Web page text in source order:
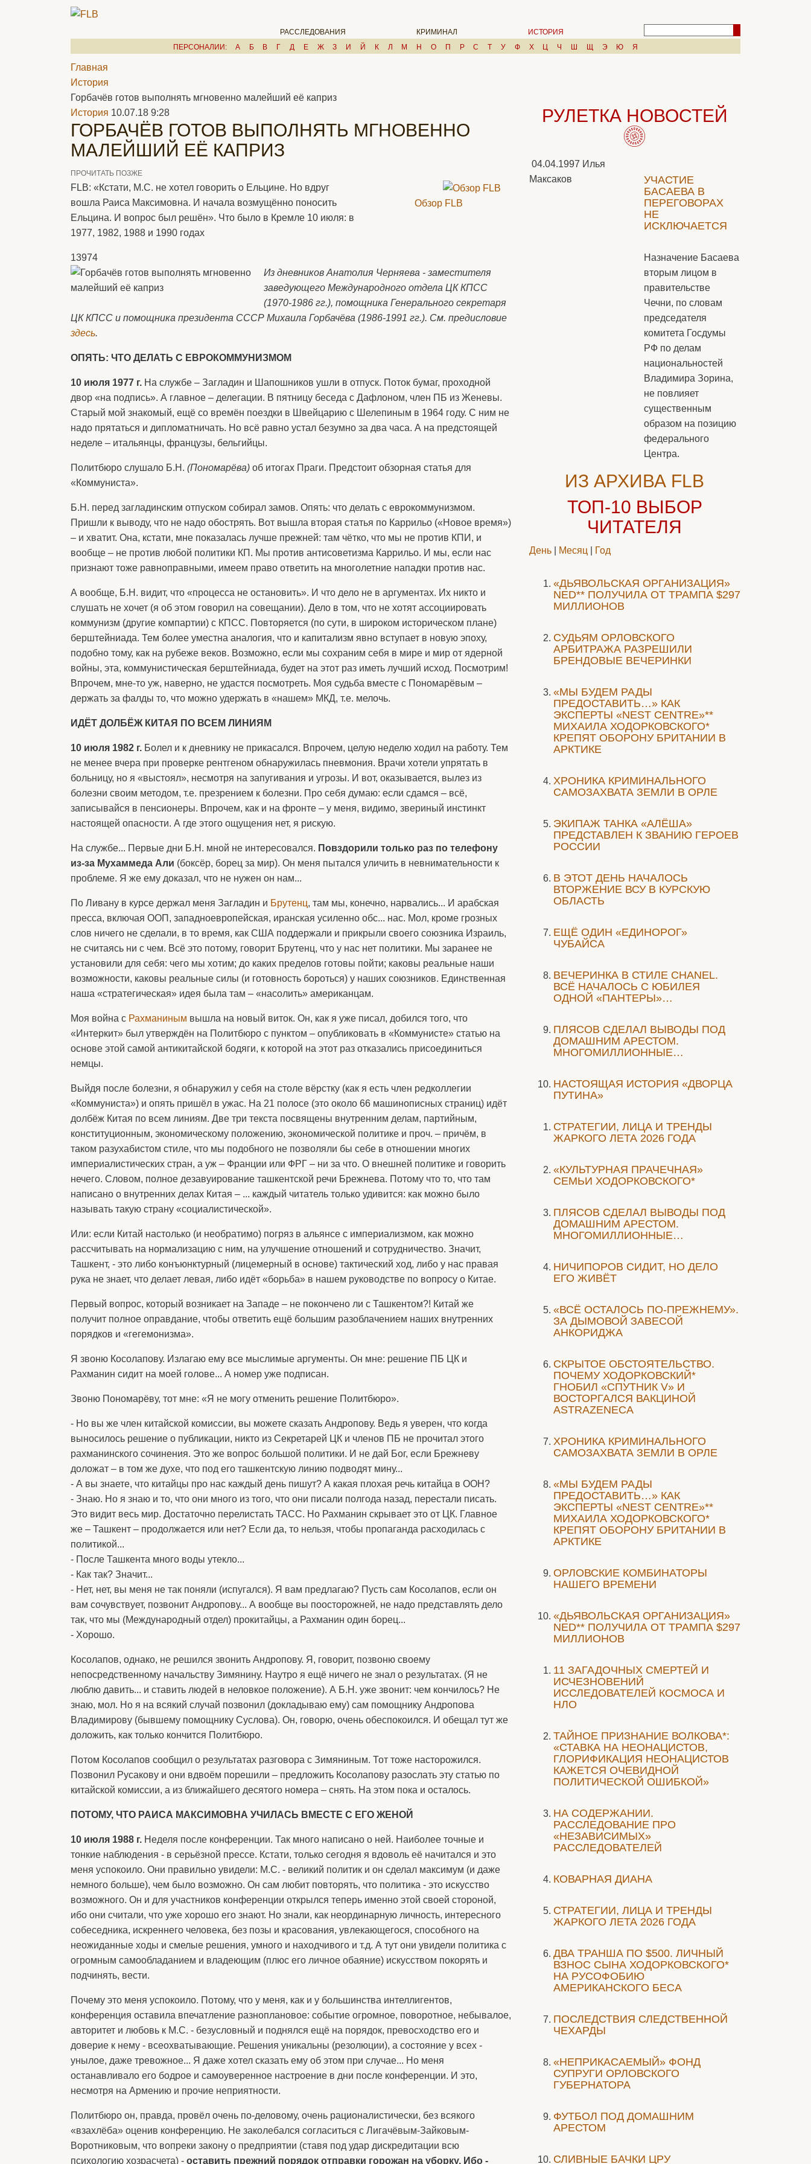
РАССЛЕДОВАНИЯ КРИМИНАЛ
ИСТОРИЯ
ПЕРСОНАЛИИ:
А Б В Г Д Е Ж З И Й К Л М Н О П Р С Т У Ф Х Ц Ч Ш Щ Э Ю Я
Главная
История
Горбачёв готов выполнять мгновенно малейший её каприз
История 10.07.18 9:28
ГОРБАЧЁВ ГОТОВ ВЫПОЛНЯТЬ МГНОВЕННО
МАЛЕЙШИЙ ЕЁ КАПРИЗ
ПРОЧИТАТЬ ПОЗЖЕ
Обзор FLB
FLB: «Кстати, М.С. не хотел говорить о Ельцине. Но вдруг
вошла Раиса Максимовна. И начала возмущённо поносить
Ельцина. И вопрос был решён». Что было в Кремле 10 июля: в
1977, 1982, 1988 и 1990 годах
13974
Из дневников Анатолия Черняева - заместителя
заведующего Международного отдела ЦК КПСС
(1970-1986 гг.), помощника Генерального секретаря
ЦК КПСС и помощника президента СССР Михаила Горбачёва (1986-1991 гг.). См. предисловие
здесь.
ОПЯТЬ: ЧТО ДЕЛАТЬ С ЕВРОКОММУНИЗМОМ
10 июля 1977 г. На службе – Загладин и Шапошников ушли в отпуск. Поток бумаг, проходной
двор «на подпись». А главное – делегации. В пятницу беседа с Дафлоном, член ПБ из Женевы.
Старый мой знакомый, ещё со времён поездки в Швейцарию с Шелепиным в 1964 году. С ним не
надо прятаться и дипломатничать. Но всё равно устал безумно за два часа. А на предстоящей
неделе – итальянцы, французы, бельгийцы.
Политбюро слушало Б.Н. (Пономарёва) об итогах Праги. Предстоит обзорная статья для
«Коммуниста».
Б.Н. перед загладинским отпуском собирал замов. Опять: что делать с еврокоммунизмом.
Пришли к выводу, что не надо обострять. Вот вышла вторая статья по Каррильо («Новое время»)
– и хватит. Она, кстати, мне показалась лучше прежней: там чётко, что мы не против КПИ, и
вообще – не против любой политики КП. Мы против антисоветизма Каррильо. И мы, если нас
признают тоже равноправными, имеем право ответить на многолетние нападки против нас.
А вообще, Б.Н. видит, что «процесса не остановить». И что дело не в аргументах. Их никто и
слушать не хочет (я об этом говорил на совещании). Дело в том, что не хотят ассоциировать
коммунизм (другие компартии) с КПСС. Повторяется (по сути, в широком историческом плане)
берштейниада. Тем более уместна аналогия, что и капитализм явно вступает в новую эпоху,
подобно тому, как на рубеже веков. Возможно, если мы сохраним себя в мире и мир от ядерной
войны, эта, коммунистическая берштейниада, будет на этот раз иметь лучший исход. Посмотрим!
Впрочем, мне-то уж, наверно, не удастся посмотреть. Моя судьба вместе с Пономарёвым –
держать за фалды то, что можно удержать в «нашем» МКД, т.е. мелочь.
ИДЁТ ДОЛБЁЖ КИТАЯ ПО ВСЕМ ЛИНИЯМ
10 июля 1982 г. Болел и к дневнику не прикасался. Впрочем, целую неделю ходил на работу. Тем
не менее вчера при проверке рентгеном обнаружилась пневмония. Врачи хотели упрятать в
больницу, но я «выстоял», несмотря на запугивания и угрозы. И вот, оказывается, вылез из
болезни своим методом, т.е. презрением к болезни. Про себя думаю: если сдамся – всё,
записывайся в пенсионеры. Впрочем, как и на фронте – у меня, видимо, звериный инстинкт
настоящей опасности. А где этого ощущения нет, я рискую.
На службе... Первые дни Б.Н. мной не интересовался. Повздорили только раз по телефону
из-за Мухаммеда Али (боксёр, борец за мир). Он меня пытался уличить в невнимательности к
проблеме. Я же ему доказал, что не нужен он нам...
По Ливану в курсе держал меня Загладин и Брутенц, там мы, конечно, нарвались... И арабская
пресса, включая ООП, западноевропейская, иранская усиленно обс... нас. Мол, кроме грозных
слов ничего не сделали, в то время, как США поддержали и прикрыли своего союзника Израиль,
не считаясь ни с чем. Всё это потому, говорит Брутенц, что у нас нет политики. Мы заранее не
установили для себя: чего мы хотим; до каких пределов готовы пойти; каковы реальные наши
возможности, каковы реальные силы (и готовность бороться) у наших союзников. Единственная
наша «стратегическая» идея была там – «насолить» американцам.
Моя война с Рахманиным вышла на новый виток. Он, как я уже писал, добился того, что
«Интеркит» был утверждён на Политбюро с пунктом – опубликовать в «Коммунисте» статью на
основе этой самой антикитайской бодяги, к которой на этот раз отказались присоединиться
немцы.
Выйдя после болезни, я обнаружил у себя на столе вёрстку (как я есть член редколлегии
«Коммуниста») и опять пришёл в ужас. На 21 полосе (это около 66 машинописных страниц) идёт
долбёж Китая по всем линиям. Две три текста посвящены внутренним делам, партийным,
конституционным, экономическому положению, экономической политике и проч. – причём, в
таком разухабистом стиле, что мы подобного не позволяли бы себе в отношении многих
империалистических стран, а уж – Франции или ФРГ – ни за что. О внешней политике и говорить
нечего. Словом, полное дезавуирование ташкентской речи Брежнева. Потому что то, что там
написано о внутренних делах Китая – ... каждый читатель только удивится: как можно было
называть такую страну «социалистической».
Или: если Китай настолько (и необратимо) погряз в альянсе с империализмом, как можно
рассчитывать на нормализацию с ним, на улучшение отношений и сотрудничество. Значит,
Ташкент, - это либо конъюнктурный (лицемерный в основе) тактический ход, либо у нас правая
рука не знает, что делает левая, либо идёт «борьба» в нашем руководстве по вопросу о Китае.
Первый вопрос, который возникает на Западе – не покончено ли с Ташкентом?! Китай же
получит полное оправдание, чтобы ответить ещё большим разоблачением наших внутренних
порядков и «гегемонизма».
Я звоню Косолапову. Излагаю ему все мыслимые аргументы. Он мне: решение ПБ ЦК и
Рахманин сидит на моей голове... А номер уже подписан.
Звоню Пономарёву, тот мне: «Я не могу отменить решение Политбюро».
- Но вы же член китайской комиссии, вы можете сказать Андропову. Ведь я уверен, что когда
выносилось решение о публикации, никто из Секретарей ЦК и членов ПБ не прочитал этого
рахманинского сочинения. Это же вопрос большой политики. И не дай Бог, если Брежневу
доложат – в том же духе, что под его ташкентскую линию подводят мину...
- А вы знаете, что китайцы про нас каждый день пишут? А какая плохая речь китайца в ООН?
- Знаю. Но я знаю и то, что они много из того, что они писали полгода назад, перестали писать.
Это видит весь мир. Достаточно перелистать ТАСС. Но Рахманин скрывает это от ЦК. Главное
же – Ташкент – продолжается или нет? Если да, то нельзя, чтобы пропаганда расходилась с
политикой...
- После Ташкента много воды утекло...
- Как так? Значит...
- Нет, нет, вы меня не так поняли (испугался). Я вам предлагаю? Пусть сам Косолапов, если он
вам сочувствует, позвонит Андропову... А вообще вы поосторожней, не надо представлять дело
так, что мы (Международный отдел) прокитайцы, а Рахманин один борец...
- Хорошо.
Косолапов, однако, не решился звонить Андропову. Я, говорит, позвоню своему
непосредственному начальству Зимянину. Наутро я ещё ничего не знал о результатах. (Я не
люблю давить... и ставить людей в неловкое положение). А Б.Н. уже звонит: чем кончилось? Не
знаю, мол. Но я на всякий случай позвонил (докладываю ему) сам помощнику Андропова
Владимирову (бывшему помощнику Суслова). Он, говорю, очень обеспокоился. И обещал тут же
доложить, как только кончится Политбюро.
Потом Косолапов сообщил о результатах разговора с Зимяниным. Тот тоже насторожился.
Позвонил Русакову и они вдвоём порешили – предложить Косолапову разослать эту статью по
китайской комиссии, а из ближайшего десятого номера – снять. На этом пока и осталось.
ПОТОМУ, ЧТО РАИСА МАКСИМОВНА УЧИЛАСЬ ВМЕСТЕ С ЕГО ЖЕНОЙ
10 июля 1988 г. Неделя после конференции. Так много написано о ней. Наиболее точные и
тонкие наблюдения - в серьёзной прессе. Кстати, только сегодня я вдоволь её начитался и это
меня успокоило. Они правильно увидели: М.С. - великий политик и он сделал максимум (и даже
немного больше), чем было возможно. Он сам любит повторять, что политика - это искусство
возможного. Он и для участников конференции открылся теперь именно этой своей стороной,
ибо они считали, что уже хорошо его знают. Но знали, как неординарную личность, интересного
собеседника, искреннего человека, без позы и красования, увлекающегося, способного на
неожиданные ходы и смелые решения, умного и находчивого и т.д. А тут они увидели политика с
огромным самообладанием и владеющим (плюс его личное обаяние) искусством покорять и
подчинять, вести.
Почему это меня успокоило. Потому, что у меня, как и у большинства интеллигентов,
конференция оставила впечатление разноплановое: событие огромное, поворотное, небывалое,
авторитет и любовь к М.С. - безусловный и поднялся ещё на порядок, превосходство его и
доверие к нему - всеохватывающие. Решения уникальны (резолюции), а состояние у всех -
унылое, даже тревожное... Я даже хотел сказать ему об этом при случае... Но меня
останавливало его бодрое и самоуверенное настроение в дни после конференции. И это,
несмотря на Армению и прочие неприятности.
Политбюро он, правда, провёл очень по-деловому, очень рационалистически, без всякого
«взахлёба» оценив конференцию. Не заколебался согласиться с Лигачёвым-Зайковым-
Воротниковым, что вопреки закону о предприятии (ставя под удар дискредитации всю
психологию хозрасчета) - оставить прежний порядок отправки горожан на уборку. Ибо -
РУЛЕТКА НОВОСТЕЙ
04.04.1997 Илья
Максаков
УЧАСТИЕ
БАСАЕВА В
ПЕРЕГОВОРАХ
НЕ
ИСКЛЮЧАЕТСЯ
Назначение Басаева
вторым лицом в
правительстве
Чечни, по словам
председателя
комитета Госдумы
РФ по делам
национальностей
Владимира Зорина,
не повлияет
существенным
образом на позицию
федерального
Центра.
ИЗ АРХИВА FLB
ТОП-10 ВЫБОР
ЧИТАТЕЛЯ
День Месяц Год
«ДЬЯВОЛЬСКАЯ ОРГАНИЗАЦИЯ»
NED** ПОЛУЧИЛА ОТ ТРАМПА $297
МИЛЛИОНОВ
CУДЬЯМ ОРЛОВСКОГО
АРБИТРАЖА РАЗРЕШИЛИ
БРЕНДОВЫЕ ВЕЧЕРИНКИ
«МЫ БУДЕМ РАДЫ
ПРЕДОСТАВИТЬ…» КАК
ЭКСПЕРТЫ «NEST CENTRE»**
МИХАИЛА ХОДОРКОВСКОГО*
КРЕПЯТ ОБОРОНУ БРИТАНИИ В
АРКТИКЕ
ХРОНИКА КРИМИНАЛЬНОГО
САМОЗАХВАТА ЗЕМЛИ В ОРЛЕ
ЭКИПАЖ ТАНКА «АЛЁША»
ПРЕДСТАВЛЕН К ЗВАНИЮ ГЕРОЕВ
РОССИИ
В ЭТОТ ДЕНЬ НАЧАЛОСЬ
ВТОРЖЕНИЕ ВСУ В КУРСКУЮ
ОБЛАСТЬ
ЕЩЁ ОДИН «ЕДИНОРОГ»
ЧУБАЙСА
ВЕЧЕРИНКА В СТИЛЕ СHANEL.
ВСЁ НАЧАЛОСЬ С ЮБИЛЕЯ
ОДНОЙ «ПАНТЕРЫ»…
ПЛЯСОВ СДЕЛАЛ ВЫВОДЫ ПОД
ДОМАШНИМ АРЕСТОМ.
МНОГОМИЛЛИОННЫЕ…
НАСТОЯЩАЯ ИСТОРИЯ «ДВОРЦА
ПУТИНА»
СТРАТЕГИИ, ЛИЦА И ТРЕНДЫ
ЖАРКОГО ЛЕТА 2026 ГОДА
«КУЛЬТУРНАЯ ПРАЧЕЧНАЯ»
СЕМЬИ ХОДОРКОВСКОГО*
ПЛЯСОВ СДЕЛАЛ ВЫВОДЫ ПОД
ДОМАШНИМ АРЕСТОМ.
МНОГОМИЛЛИОННЫЕ…
НИЧИПОРОВ СИДИТ, НО ДЕЛО
ЕГО ЖИВЁТ
«ВСЁ ОСТАЛОСЬ ПО-ПРЕЖНЕМУ».
ЗА ДЫМОВОЙ ЗАВЕСОЙ
АНКОРИДЖА
СКРЫТОЕ ОБСТОЯТЕЛЬСТВО.
ПОЧЕМУ ХОДОРКОВСКИЙ*
ГНОБИЛ «СПУТНИК V» И
ВОСТОРГАЛСЯ ВАКЦИНОЙ
ASTRAZENECA
ХРОНИКА КРИМИНАЛЬНОГО
САМОЗАХВАТА ЗЕМЛИ В ОРЛЕ
«МЫ БУДЕМ РАДЫ
ПРЕДОСТАВИТЬ…» КАК
ЭКСПЕРТЫ «NEST CENTRE»**
МИХАИЛА ХОДОРКОВСКОГО*
КРЕПЯТ ОБОРОНУ БРИТАНИИ В
АРКТИКЕ
ОРЛОВСКИЕ КОМБИНАТОРЫ
НАШЕГО ВРЕМЕНИ
«ДЬЯВОЛЬСКАЯ ОРГАНИЗАЦИЯ»
NED** ПОЛУЧИЛА ОТ ТРАМПА $297
МИЛЛИОНОВ
11 ЗАГАДОЧНЫХ СМЕРТЕЙ И
ИСЧЕЗНОВЕНИЙ
ИССЛЕДОВАТЕЛЕЙ КОСМОСА И
НЛО
ТАЙНОЕ ПРИЗНАНИЕ ВОЛКОВА*:
«СТАВКА НА НЕОНАЦИСТОВ,
ГЛОРИФИКАЦИЯ НЕОНАЦИСТОВ
КАЖЕТСЯ ОЧЕВИДНОЙ
ПОЛИТИЧЕСКОЙ ОШИБКОЙ»
НА СОДЕРЖАНИИ.
РАССЛЕДОВАНИЕ ПРО
«НЕЗАВИСИМЫХ»
РАССЛЕДОВАТЕЛЕЙ
КОВАРНАЯ ДИАНА
СТРАТЕГИИ, ЛИЦА И ТРЕНДЫ
ЖАРКОГО ЛЕТА 2026 ГОДА
ДВА ТРАНША ПО $500. ЛИЧНЫЙ
ВЗНОС СЫНА ХОДОРКОВСКОГО*
НА РУСОФОБИЮ
АМЕРИКАНСКОГО БЕСА
ПОСЛЕДСТВИЯ СЛЕДСТВЕННОЙ
ЧЕХАРДЫ
«НЕПРИКАСАЕМЫЙ» ФОНД
СУПРУГИ ОРЛОВСКОГО
ГУБЕРНАТОРА
ФУТБОЛ ПОД ДОМАШНИМ
АРЕСТОМ
СЛИВНЫЕ БАЧКИ ЦРУ